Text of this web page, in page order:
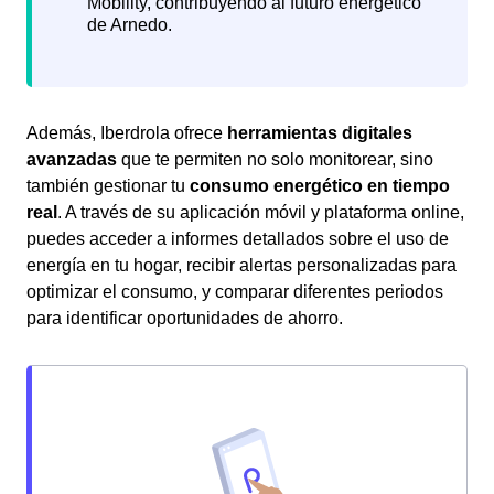
Además, Iberdrola ofrece herramientas digitales
avanzadas que te permiten no solo monitorear, sino
también gestionar tu consumo energético en tiempo
real . A través de su aplicación móvil y plataforma online,
puedes acceder a informes detallados sobre el uso de
energía en tu hogar, recibir alertas personalizadas para
optimizar el consumo, y comparar diferentes periodos
para identificar oportunidades de ahorro.